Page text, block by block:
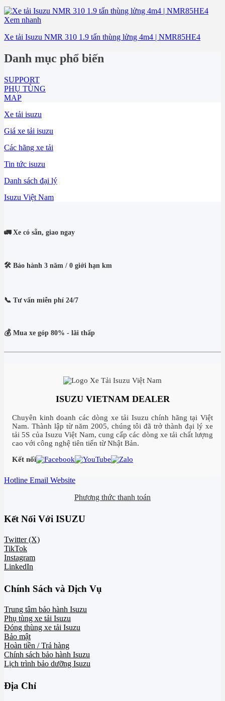
Xem nhanh
Xe tải Isuzu NMR 310 1.9 tấn thùng lửng 4m4 | NMR85HE4
Danh mục phổ biến
SUPPORT
PHỤ TÙNG
MAP
Xe tải isuzu
Giá xe tải isuzu
Các hãng xe tải
Tin tức isuzu
Danh sách đại lý
Isuzu Việt Nam
🚛 Xe có sẵn, giao ngay
🛠️ Bảo hành 3 năm / 0 giới hạn km
📞 Tư vấn miễn phí 24/7
💰 Mua xe góp 80% - lãi thấp
ISUZU VIETNAM DEALER
Chuyên kinh doanh các dòng xe tải Isuzu chính hãng tại Việt
Nam. Thành lập từ năm 2005, chúng tôi đã trở thành đại lý xe
tải 5S của Isuzu Việt Nam, cung cấp các dòng xe tải chất lượng
cao với công nghệ tiên tiến từ Nhật Bản.
Kết nối
Hotline Email Website
Phương thức thanh toán
Kết Nối Với ISUZU
Twitter (X)
TikTok
Instagram
LinkedIn
Chính Sách và Dịch Vụ
Trung tâm bảo hành Isuzu
Phụ tùng xe tải Isuzu
Đóng thùng xe tải Isuzu
Bảo mật
Hoàn tiền / Trả hàng
Chính sách bảo hành Isuzu
Lịch trình bảo dưỡng Isuzu
Địa Chỉ